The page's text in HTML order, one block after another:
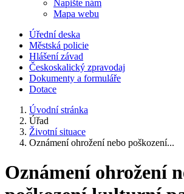
Napište nám
Mapa webu
Úřední deska
Městská policie
Hlášení závad
Českoskalický zpravodaj
Dokumenty a formuláře
Dotace
Úvodní stránka
Úřad
Životní situace
Oznámení ohrožení nebo poškození...
Oznámení ohrožení